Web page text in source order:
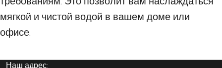
мягкой и чистой водой в вашем доме или
офисе.
Наш адрес: